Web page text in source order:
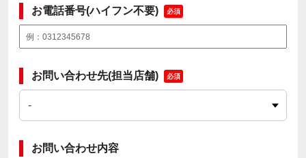
お電話番号(ハイフン不要) 必須
お問い合わせ先(担当店舗) 必須
お問い合わせ内容